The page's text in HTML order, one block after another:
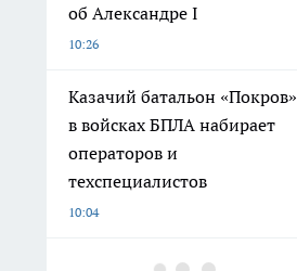
об Александре I
10:26
Казачий батальон «Покров»
в войсках БПЛА набирает
операторов и
техспециалистов
10:04
В Ростовской области